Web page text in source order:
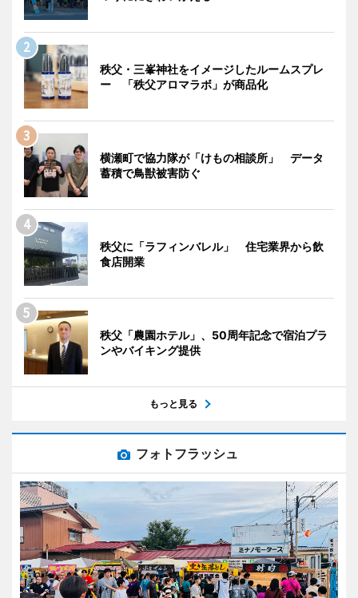
秩父・三峯神社をイメージしたルームスプレ
ー 「秩父アロマラボ」が商品化
横瀬町で協力隊が「けもの相談所」 データ
蓄積で鳥獣被害防ぐ
秩父に「ラフィンバレル」 住宅業界から飲
食店開業
秩父「農園ホテル」、50周年記念で宿泊プラ
ンやバイキング提供
もっと見る
フォトフラッシュ